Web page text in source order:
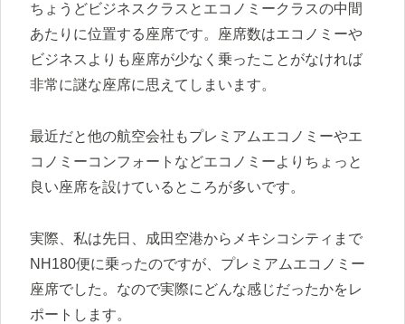
ちょうどビジネスクラスとエコノミークラスの中間
あたりに位置する座席です。座席数はエコノミーや
ビジネスよりも座席が少なく乗ったことがなければ
非常に謎な座席に思えてしまいます。
最近だと他の航空会社もプレミアムエコノミーやエ
コノミーコンフォートなどエコノミーよりちょっと
良い座席を設けているところが多いです。
実際、私は先日、成田空港からメキシコシティまで
NH180便に乗ったのですが、プレミアムエコノミー
座席でした。なので実際にどんな感じだったかをレ
ポートします。